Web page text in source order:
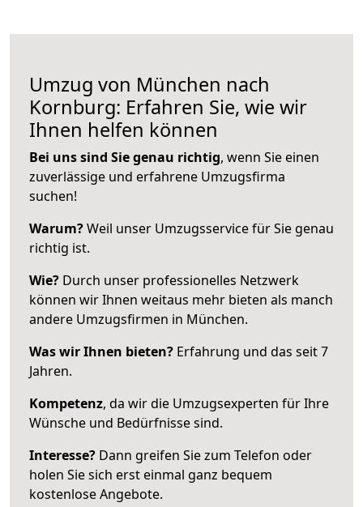
Umzug von München nach
Kornburg: Erfahren Sie, wie wir
Ihnen helfen können
Bei uns sind Sie genau richtig, wenn Sie einen
zuverlässige und erfahrene Umzugsfirma
suchen!
Warum?Weil unser Umzugsservice für Sie genau
richtig ist.
Wie? Durch unser professionelles Netzwerk
können wir Ihnen weitaus mehr bieten als manch
andere Umzugsfirmen in München.
Was wir Ihnen bieten? Erfahrung und das seit 7
Jahren.
Kompetenz, da wir die Umzugsexperten für Ihre
Wünsche und Bedürfnisse sind.
Interesse? Dann greifen Sie zum Telefon oder
holen Sie sich erst einmal ganz bequem
kostenlose Angebote.